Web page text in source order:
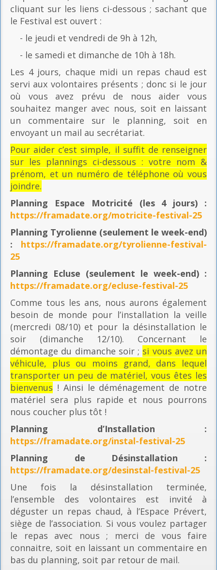
cliquant sur les liens ci-dessous ; sachant que
le Festival est ouvert :
- le jeudi et vendredi de 9h à 12h,
- le samedi et dimanche de 10h à 18h.
Les 4 jours, chaque midi un repas chaud est
servi aux volontaires présents ; donc si le jour
où vous avez prévu de nous aider vous
souhaitez manger avec nous, soit en laissant
un commentaire sur le planning, soit en
envoyant un mail au secrétariat.
Pour aider c’est simple, il suffit de renseigner
sur les plannings ci-dessous : votre nom &
prénom, et un numéro de téléphone où vous
joindre.
Planning Espace Motricité (les 4 jours) :
https://framadate.org/motricite-festival-25
Planning Tyrolienne (seulement le week-end)
: https://framadate.org/tyrolienne-festival-
25
Planning Ecluse (seulement le week-end) :
https://framadate.org/ecluse-festival-25
Comme tous les ans, nous aurons également
besoin de monde pour l’installation la veille
(mercredi 08/10) et pour la désinstallation le
soir (dimanche 12/10). Concernant le
démontage du dimanche soir ; si vous avez un
véhicule, plus ou moins grand, dans lequel
transporter un peu de matériel, vous êtes les
bienvenus ! Ainsi le déménagement de notre
matériel sera plus rapide et nous pourrons
nous coucher plus tôt !
Planning d’Installation :
https://framadate.org/instal-festival-25
Planning de Désinstallation :
https://framadate.org/desinstal-festival-25
Une fois la désinstallation terminée,
l’ensemble des volontaires est invité à
déguster un repas chaud, à l’Espace Prévert,
siège de l’association. Si vous voulez partager
le repas avec nous ; merci de vous faire
connaitre, soit en laissant un commentaire en
bas du planning, soit par retour de mail.